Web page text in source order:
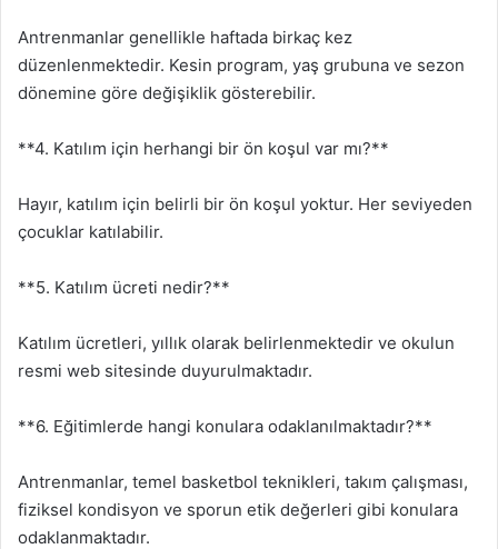
Antrenmanlar genellikle haftada birkaç kez
düzenlenmektedir. Kesin program, yaş grubuna ve sezon
dönemine göre değişiklik gösterebilir.
**4. Katılım için herhangi bir ön koşul var mı?**
Hayır, katılım için belirli bir ön koşul yoktur. Her seviyeden
çocuklar katılabilir.
**5. Katılım ücreti nedir?**
Katılım ücretleri, yıllık olarak belirlenmektedir ve okulun
resmi web sitesinde duyurulmaktadır.
**6. Eğitimlerde hangi konulara odaklanılmaktadır?**
Antrenmanlar, temel basketbol teknikleri, takım çalışması,
fiziksel kondisyon ve sporun etik değerleri gibi konulara
odaklanmaktadır.